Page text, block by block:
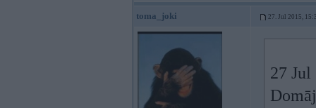
toma_joki 27. Jul 2015,
27